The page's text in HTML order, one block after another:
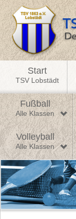
Start
TSV Lobstädt
Fußball
Alle Klassen
Volleyball
Alle Klassen